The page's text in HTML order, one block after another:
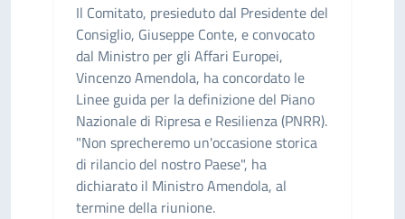
Il Comitato, presieduto dal Presidente del
Consiglio, Giuseppe Conte, e convocato
dal Ministro per gli Affari Europei,
Vincenzo Amendola, ha concordato le
Linee guida per la definizione del Piano
Nazionale di Ripresa e Resilienza (PNRR).
"Non sprecheremo un'occasione storica
di rilancio del nostro Paese", ha
dichiarato il Ministro Amendola, al
termine della riunione.